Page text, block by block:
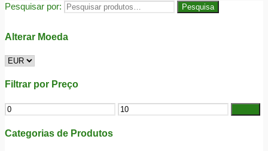
Pesquisar por:
Pesquisa
Alterar Moeda
Filtrar por Preço
Categorias de Produtos